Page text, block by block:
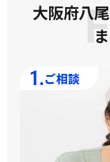
大阪府八
1.ご相談